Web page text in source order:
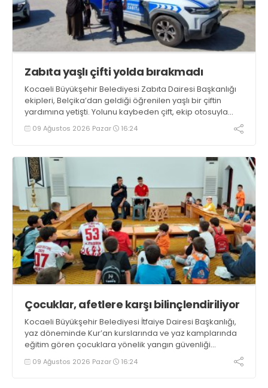
Zabıta yaşlı çifti yolda bırakmadı
Kocaeli Büyükşehir Belediyesi Zabıta Dairesi Başkanlığı
ekipleri, Belçika’dan geldiği öğrenilen yaşlı bir çiftin
yardımına yetişti. Yolunu kaybeden çift, ekip otosuyla
gidecekleri noktaya güvenli şekilde ulaştırıldı
09 Ağustos 2026 Pazar 16:24
Çocuklar, afetlere karşı bilinçlendiriliyor
Kocaeli Büyükşehir Belediyesi İtfaiye Dairesi Başkanlığı,
yaz döneminde Kur’an kurslarında ve yaz kamplarında
eğitim gören çocuklara yönelik yangın güvenliği
eğitimlerini sürdürüyor
09 Ağustos 2026 Pazar 16:24